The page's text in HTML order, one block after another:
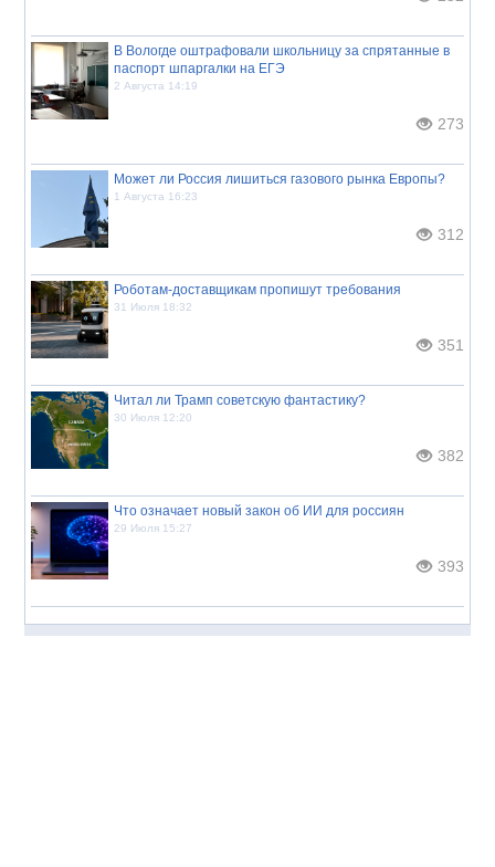
В Вологде оштрафовали школьницу за спрятанные в
паспорт шпаргалки на ЕГЭ
2 Августа 14:19
273
Может ли Россия лишиться газового рынка Европы?
1 Августа 16:23
312
Роботам-доставщикам пропишут требования
31 Июля 18:32
351
Читал ли Трамп советскую фантастику?
30 Июля 12:20
382
Что означает новый закон об ИИ для россиян
29 Июля 15:27
393